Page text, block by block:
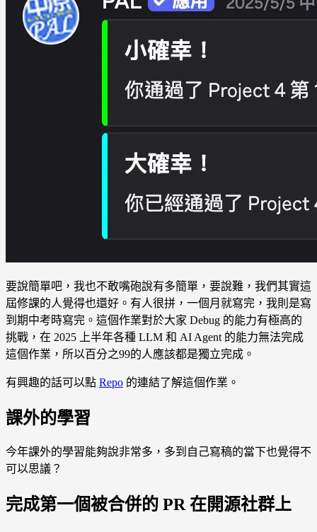
要說簡單吧，我也不敢嘴砲說有多簡單，要說難，我們其實這
屆修課的人覺得也還好。有人很拼，一個月就寫完，我則是寫
到期中考時寫完。這個作業對於大家 Debug 的能力有極高的
挑戰，在 2025 上半年各種 LLM 和 AI Agent 的能力無法完成
這個作業，所以百分之99的人應該都是獨立完成。
有興趣的話可以點 Repo 的連結了解這個作業。
課外的學習
今年課外的學習能夠說非常多，多到自己寫稿的當下也覺得不
可以思議？
完成第一個被合併的 PR 在開源社群上